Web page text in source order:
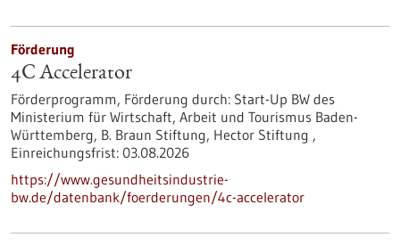
Förderung
4C Accelerator
Förderprogramm, Förderung durch: Start-Up BW des
Ministerium für Wirtschaft, Arbeit und Tourismus Baden-
Württemberg, B. Braun Stiftung, Hector Stiftung ,
Einreichungsfrist: 03.08.2026
https://www.gesundheitsindustrie-
bw.de/datenbank/foerderungen/4c-accelerator